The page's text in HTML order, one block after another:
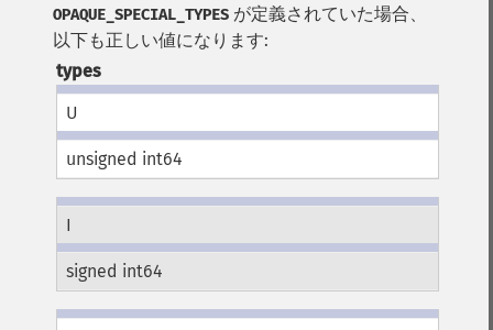
OPAQUE_SPECIAL_TYPES が定義されていた場合、
以下も正しい値になります:
types
U
unsigned int64
I
signed int64